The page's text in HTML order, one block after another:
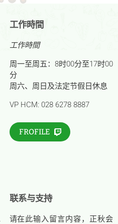
工作時間
工作時間
周一至周五：8时00分至17时00
分
周六、周日及法定节假日休息
VP HCM: 028 6278 8887
FROFILE
联系与支持
请在此输入留言内容，正秋会